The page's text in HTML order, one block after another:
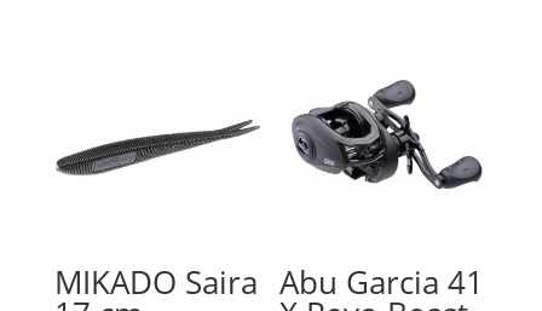
MIKADO Saira Abu Garcia 41